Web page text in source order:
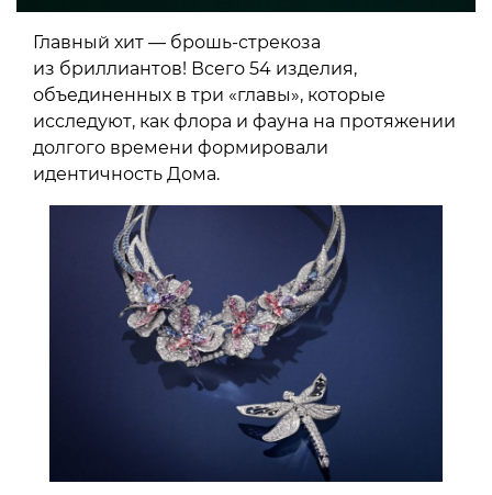
Главный хит — брошь-стрекоза
из бриллиантов! Всего 54 изделия,
объединенных в три «главы», которые
исследуют, как флора и фауна на протяжении
долгого времени формировали
идентичность Дома.